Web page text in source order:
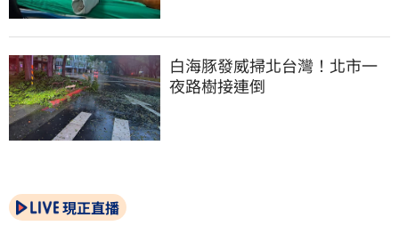
白海豚發威掃北台灣！北市一
夜路樹接連倒
現正直播